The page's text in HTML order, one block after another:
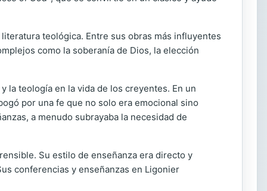
teológica. Entre sus obras más influyentes
como la soberanía de Dios, la elección
la teología en la vida de los creyentes. En un
por una fe que no solo era emocional sino
a menudo subrayaba la necesidad de
Su estilo de enseñanza era directo y
conferencias y enseñanzas en Ligonier